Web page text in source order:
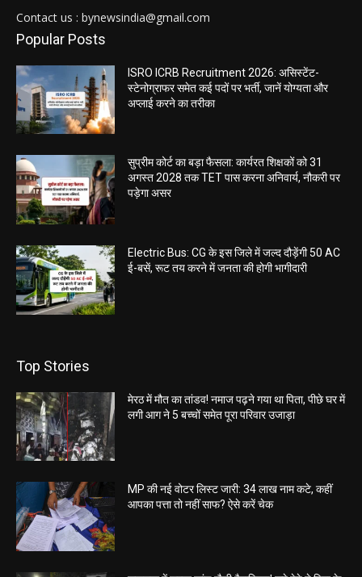
Contact us : bynewsindia@gmail.com
Popular Posts
ISRO ICRB Recruitment 2026: असिस्टेंट-
स्टेनोग्राफर समेत कई पदों पर भर्ती, जानें योग्यता और
अप्लाई करने का तरीका
सुप्रीम कोर्ट का बड़ा फैसला: कार्यरत शिक्षकों को 31
अगस्त 2028 तक TET पास करना अनिवार्य, नौकरी पर
पड़ेगा असर
Electric Bus: CG के इस जिले में जल्द दौड़ेंगी 50 AC
ई-बसें, रूट तय करने में जनता की होगी भागीदारी
Top Stories
मेरठ में मौत का तांडव! नमाज पढ़ने गया था पिता, पीछे घर में
लगी आग ने 5 बच्चों समेत पूरा परिवार उजाड़ा
MP की नई वोटर लिस्ट जारी: 34 लाख नाम कटे, कहीं
आपका पत्ता तो नहीं साफ? ऐसे करें चेक